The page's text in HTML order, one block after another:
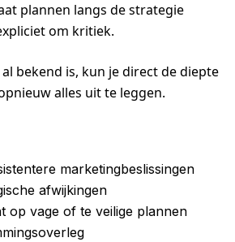
plannen langs de strategie
om kritiek.
bekend is, kun je direct de diepte
alles uit te leggen.
marketingbeslissingen
afwijkingen
op vage of te veilige plannen